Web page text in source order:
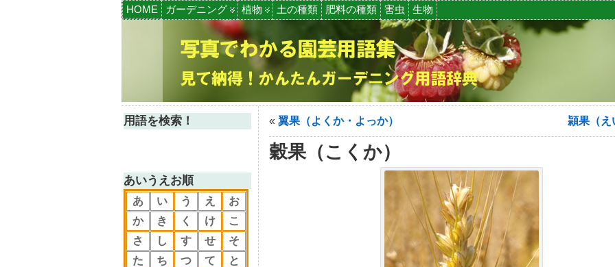
HOME ガーデニング 植物 土の種類 肥料の種類 害虫 生物
用語を検索！
あいうえお順
あ い う え
お
か
き く け
こ
さ
し す せ
そ
た
ち つ て
と
« 翼果（よくか・よっか） 頴果（え
穀果（こくか）